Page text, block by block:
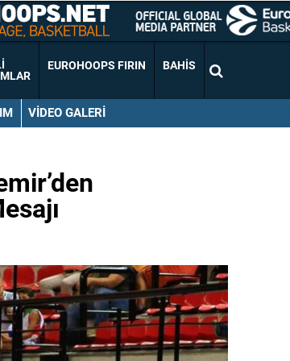
EUROHOOPS FIRIN BAHIS
VIDEO GALERI